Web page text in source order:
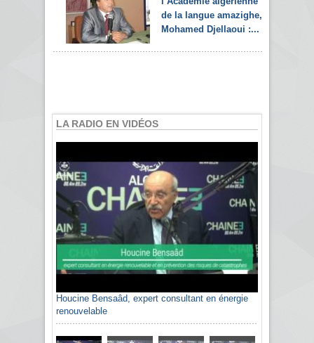
de la langue amazighe,
Mohamed Djellaoui :...
LA RADIO EN VIDÉOS
Houcine Bensaâd, expert consultant en énergie
renouvelable